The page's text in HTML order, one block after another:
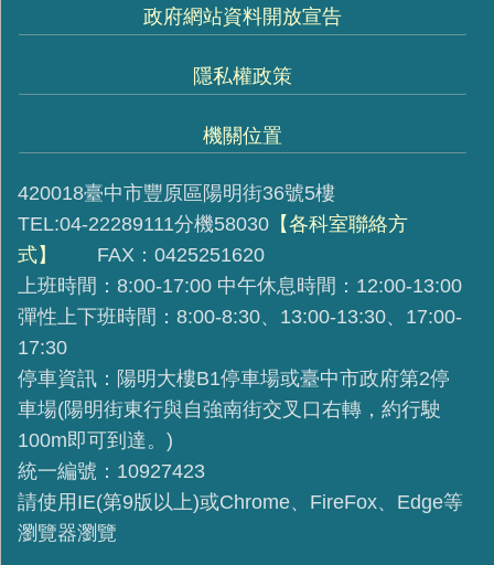
政府網站資料開放宣告
隱私權政策
機關位置
420018臺中市豐原區陽明街36號5樓
TEL:04-22289111分機58030 【各科室聯絡方
式】
FAX：0425251620
上班時間：8:00-17:00 中午休息時間：12:00-13:00
彈性上下班時間：8:00-8:30、13:00-13:30、17:00-
17:30
停車資訊：陽明大樓B1停車場或臺中市政府第2停
車場(陽明街東行與自強南街交叉口右轉，約行駛
100m即可到達。)
統一編號：10927423
請使用IE(第9版以上)或Chrome、FireFox、Edge等
瀏覽器瀏覽